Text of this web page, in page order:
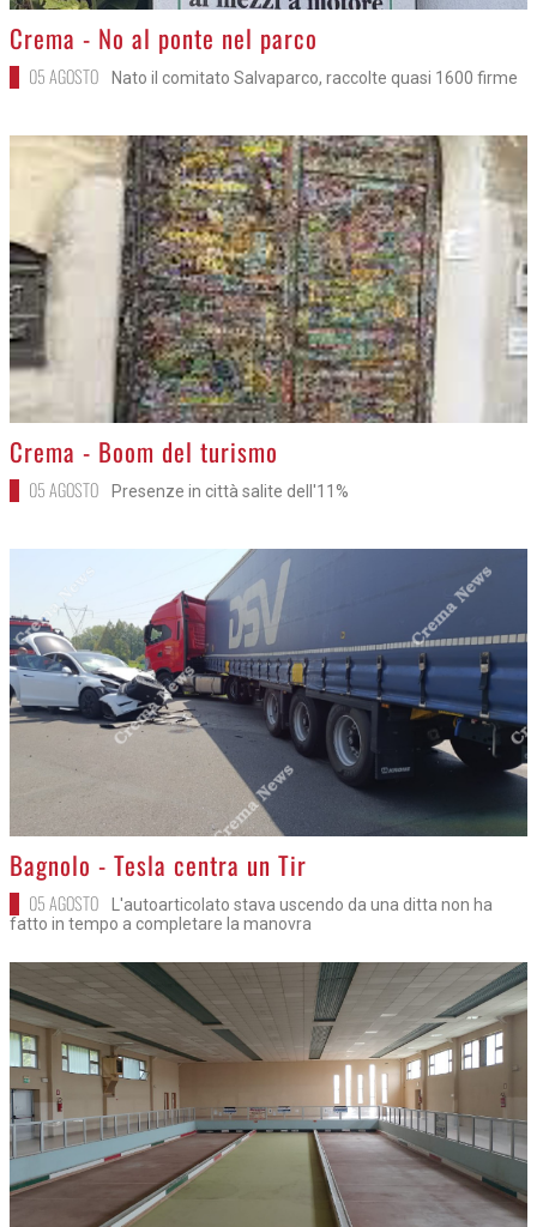
>
Crema - No al ponte nel parco
05 AGOSTO Nato il comitato Salvaparco, raccolte quasi 1600 firme
>
Crema - Boom del turismo
05 AGOSTO Presenze in città salite dell'11%
>
Bagnolo - Tesla centra un Tir
05 AGOSTO
L'autoarticolato stava uscendo da una ditta non ha
fatto in tempo a completare la manovra